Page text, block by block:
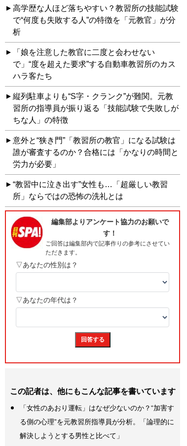
高学歴な人ほど落ちやすい？教習所の技能試験
で“何度も失敗する人”の特徴を「元教官」が分
析
「娘を注意した教官に二度と会わせない
で」“度を超えた要求”する自動車教習所のカス
ハラ客たち
縦列駐車よりも“S字・クランク”が難関。元教
習所の指導員が振り返る「技能試験で失敗しが
ちな人」の特徴
意外と“狭き門”「教習所の教官」になる試験は
誰が審査するのか？合格には「かなりの時間と
労力が必要」
“教習中に泣き出す”女性も…「超厳しい教習
所」ならではの恐怖の洗礼とは
この記者は、他にもこんな記事を書いています
「女性のあおり運転」はなぜ少ないのか？“加害す
る側の心理”を元教習所指導員が分析。「論理的に
解決しようとする男性と比べて」